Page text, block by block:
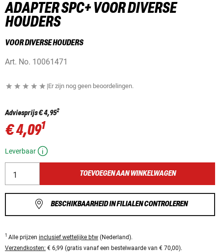
ADAPTER SPC+ VOOR DIVERSE
HOUDERS
VOOR DIVERSE HOUDERS
Art. No. 10061471
|Er zijn nog geen beoordelingen.
Adviesprijs€ 4,952
€ 4,091
Leverbaar
TOEVOEGEN AAN WINKELWAGEN
BESCHIKBAARHEID IN FILIALEN CONTROLEREN
1 Alle prijzen inclusief wettelijke btw (Nederland).
Verzendkosten: € 6,99 (gratis vanaf een bestelwaarde van € 70,00).